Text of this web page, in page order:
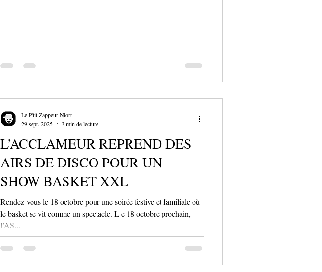
L’ACCLAMEUR REPREND DES
AIRS DE DISCO POUR UN
SHOW BASKET XXL
Rendez-vous le 18 octobre pour une soirée festive et familiale où
le basket se vit comme un spectacle. L e 18 octobre prochain,
l’AS...
Le P'tit Zappeur Niort
29 sept. 2025
3 min de lecture